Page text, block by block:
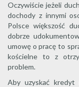
Oczywiście jeżeli
dochody z innymi
Polsce większość
dobrze
umowę o pracę to
kościelne to z
problem.
Aby uzyskać kredyt